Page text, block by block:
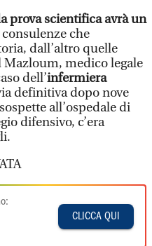
prova scientifica avrà un
che
dall’altro quelle
Mazloum, medico legale
dell’infermiera
definitiva dopo nove
all’ospedale di
difensivo, c’era
CLICCA QUI